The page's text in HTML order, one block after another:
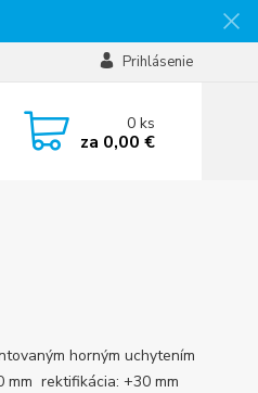
Prihlásenie
0ks
za 0,00 €
horným uchytením
rektifikácia: +30 mm